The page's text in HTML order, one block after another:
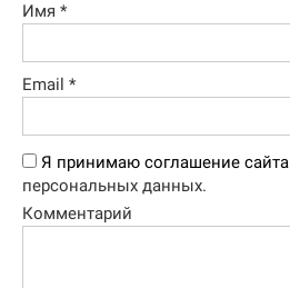
Имя *
Email *
Я принимаю соглашение сайта
персональных данных.
Комментарий